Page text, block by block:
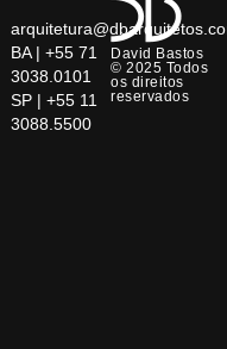
David Bastos
© 2025 Todos
os direitos
reservados
BA | +55 71
3038.0101
SP | +55 11
3088.5500